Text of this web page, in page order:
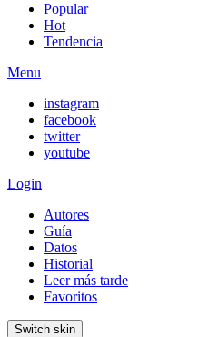
Popular
Hot
Tendencia
Menu
instagram
facebook
twitter
youtube
Login
Autores
Guía
Datos
Historial
Leer más tarde
Favoritos
Switch skin